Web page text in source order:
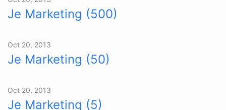
Je Marketing (500)
Oct 20, 2013
Je Marketing (50)
Oct 20, 2013
Je Marketing (5)